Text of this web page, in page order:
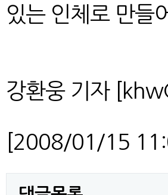
있는 인체로 만들
강환웅 기자
[2008/01/15